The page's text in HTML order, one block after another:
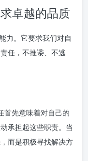
卓越的品质
力。它要求我们对自
任，不推诿、不逃
首先意味着对自己的
承担起这些职责。当
而是积极寻找解决方